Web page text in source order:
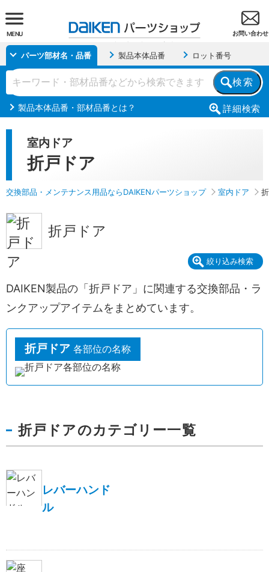
お問い合わせ
MENU
パーツ部材名・品番 製品本体品番 ロット番号
検索
詳細検索
製品本体品番・部材品番とは？
室内ドア
折戸ドア
交換部品・メンテナンス用品ならDAIKENパーツショップ 室内ドア
折戸ドア
絞り込み検索
DAIKEN製品の「折戸ドア」に関連する交換部品・ラ
ンクアップアイテムをまとめています。
折戸ドア 各部位の名称
折戸ドアのカテゴリー一覧
レバーハンド
ル